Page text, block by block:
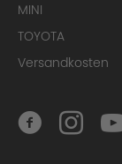
MINI
TOYOTA
Versandkosten